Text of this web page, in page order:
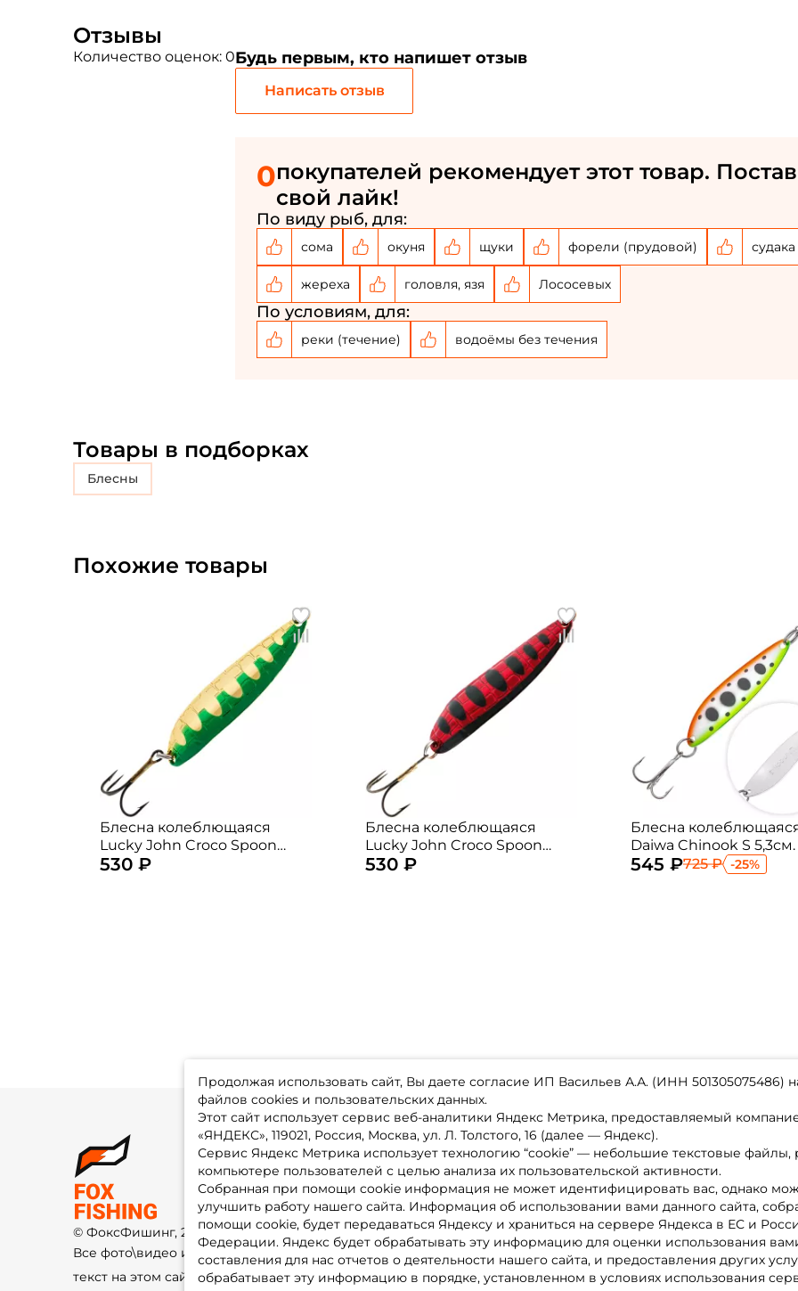
Отзывы
Количество оценок: 0Будь первым, кто напишет отзыв
Написать отзыв
0покупателей рекомендует этот товар.
свой лайк!
По виду рыб, для:
сома окуня щуки форели (прудовой) судака
жереха головля, язя Лососевых
По условиям, для:
реки (течение) водоёмы без течения
Товары в подборках
блесны
Похожие товары
Блесна колеблющаяся
Lucky John Croco Spoon
5,9см. 14гр. 015
530 ₽
Блесна колеблющаяся
Lucky John Croco Spoon
6,7см. 18гр. 016
530 ₽
Блесна
Daiwa Chinook S 5,3см.
Yamame Or Belly
545 ₽725 ₽ -25%
Продолжая использовать сайт, Вы даете согласие ИП Васильев А.А. (ИНН 501305075486)
файлов cookies и пользовательских данных.
Этот сайт использует сервис веб-аналитики Яндекс Метрика, предоставляемый
«ЯНДЕКС», 119021, Россия, Москва, ул. Л. Толстого, 16 (далее — Яндекс).
Сервис Яндекс Метрика использует технологию “cookie” — небольшие текстовые
компьютере пользователей с целью анализа их пользовательской активности.
Собранная при помощи cookie информация не может идентифицировать вас, однако
улучшить работу нашего сайта. Информация об использовании вами данного сайта,
помощи cookie, будет передаваться Яндексу и храниться на сервере Яндекса в ЕС и
Федерации. Яндекс будет обрабатывать эту информацию для оценки использования
составления для нас отчетов о деятельности нашего сайта, и предоставления других
обрабатывает эту информацию в порядке, установленном в условиях использования
Создать аккаунт
© ФоксФишинг, 2009-2026
Все фото\видео изображения и
текст на этом сайте защищены
О магазине
Доставка
Оплата
Fox-bonus
Гуру
Контакты
Политика обработки ПД
Каталог товаров
Акции
Новинки
Бренды
Партнерская программа